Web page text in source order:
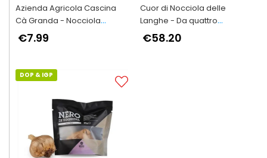
Azienda Agricola Cascina
Cà Granda - Nocciola
Piemonte IGP il vero made in
Italy
€7.99
Cuor di Nocciola delle
Langhe - Da quattro
generazioni in Alta Langa
€58.20
DOP & IGP